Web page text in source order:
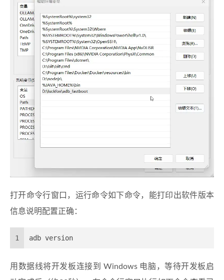
打开命令行窗口，运行命令如下命令，能打印出软件版本
信息说明配置正确：
1 adb version
用数据线将开发板连接到 Windows 电脑，等待开发板启